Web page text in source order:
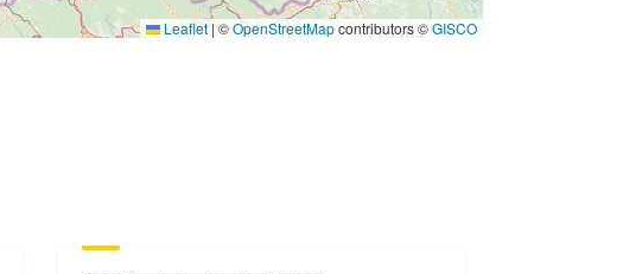
Leaflet|©OpenStreetMapcontributors ©GISCO